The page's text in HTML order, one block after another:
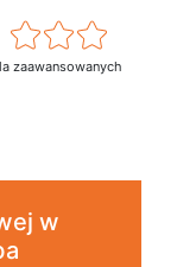
zaawansowanych
w